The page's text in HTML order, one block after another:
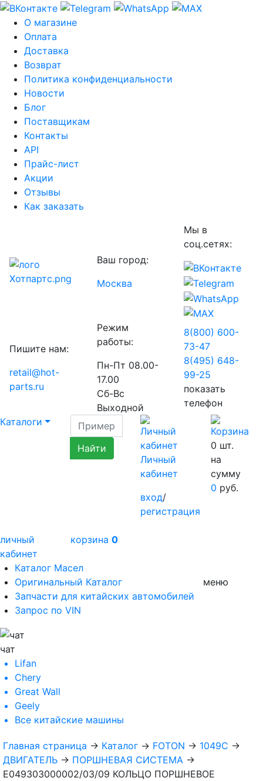
О магазине
Оплата
Доставка
Возврат
Политика конфиденциальности
Новости
Блог
Поставщикам
Контакты
API
Прайс-лист
Акции
Отзывы
Как заказать
Ваш город:
Москва
Мы в
соц.сетях:
Пишите нам:
retail@hot-
parts.ru
Режим
работы:
Пн-Пт 08.00-
17.00
Сб-Вс
Выходной
8(800) 600-
73-47
8(495) 648-
99-25
показать
телефон
Каталоги
Личный
кабинет
вход/
регистрация
0 шт.
на
сумму
0 руб.
личный
кабинет
корзина 0
Каталог Масел
Оригинальный Каталог
Запчасти для китайских автомобилей
Запрос по VIN
меню
чат
Lifan
Chery
Great Wall
Geely
Все китайские машины
Главная страница → Каталог → FOTON → 1049C →
ДВИГАТЕЛЬ → ПОРШНЕВАЯ СИСТЕМА →
E049303000002/03/09 КОЛЬЦО ПОРШНЕВОЕ